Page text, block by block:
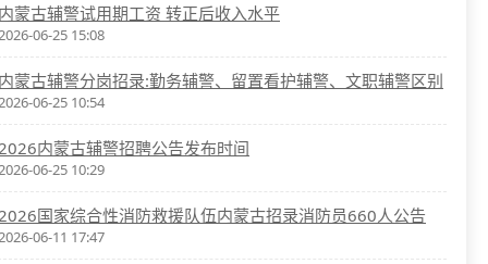
蒙古辅警试用期工资 转正后收入水平
06-25 15:08
蒙古辅警分岗招录:勤务辅警、留置看护辅警、文职辅警区别
06-25 10:54
内蒙古辅警招聘公告发布时间
06-25 10:29
国家综合性消防救援队伍内蒙古招录消防员660人公告
06-11 17:47